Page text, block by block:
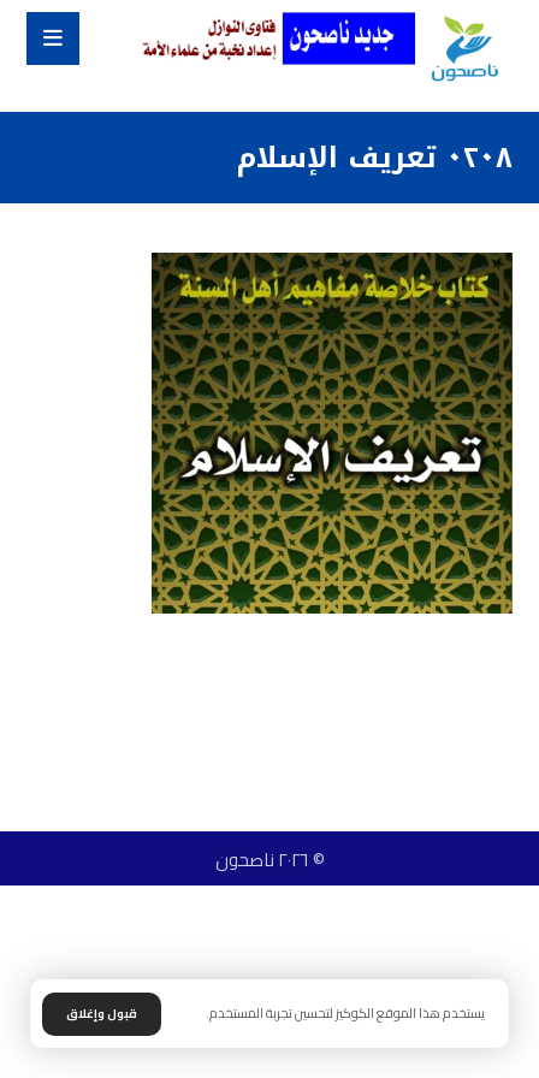
٠٢٠٨ تعريف الإسلام
© ٢٠٢٦ ناصحون
يستخدم هذا الموقع الكوكيز لتحسين تجربة المستخدم. قبول وإغلاق